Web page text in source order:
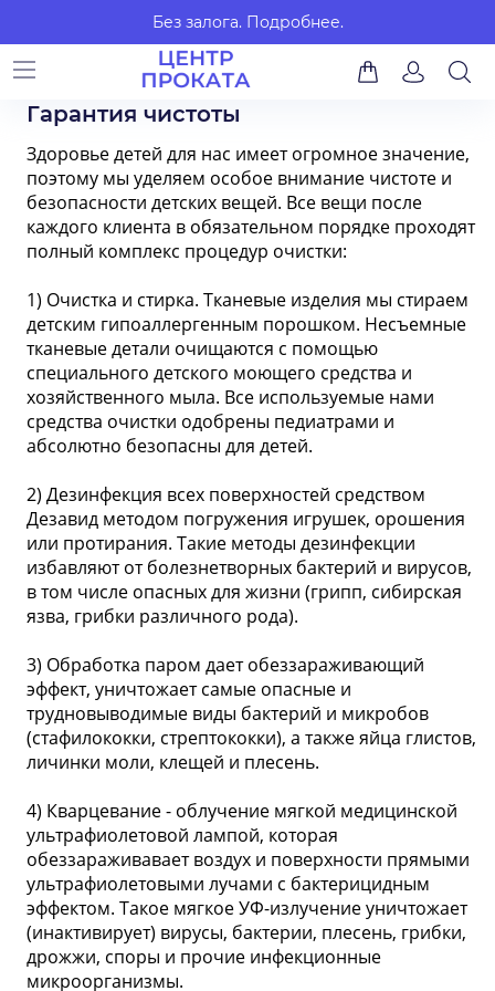
Без залога. Подробнее.
Гарантия чистоты
Здоровье детей для нас имеет огромное значение,
поэтому мы уделяем особое внимание чистоте и
безопасности детских вещей. Все вещи после
каждого клиента в обязательном порядке проходят
полный комплекс процедур очистки:
1) Очистка и стирка. Тканевые изделия мы стираем
детским гипоаллергенным порошком. Несъемные
тканевые детали очищаются с помощью
специального детского моющего средства и
хозяйственного мыла. Все используемые нами
средства очистки одобрены педиатрами и
абсолютно безопасны для детей.
2) Дезинфекция всех поверхностей средством
Дезавид методом погружения игрушек, орошения
или протирания. Такие методы дезинфекции
избавляют от болезнетворных бактерий и вирусов,
в том числе опасных для жизни (грипп, сибирская
язва, грибки различного рода).
3) Обработка паром дает обеззараживающий
эффект, уничтожает самые опасные и
трудновыводимые виды бактерий и микробов
(стафилококки, стрептококки), а также яйца глистов,
личинки моли, клещей и плесень.
4) Кварцевание - облучение мягкой медицинской
ультрафиолетовой лампой, которая
обеззараживавает воздух и поверхности прямыми
ультрафиолетовыми лучами с бактерицидным
эффектом. Такое мягкое УФ-излучение уничтожает
(инактивирует) вирусы, бактерии, плесень, грибки,
дрожжи, споры и прочие инфекционные
микроорганизмы.